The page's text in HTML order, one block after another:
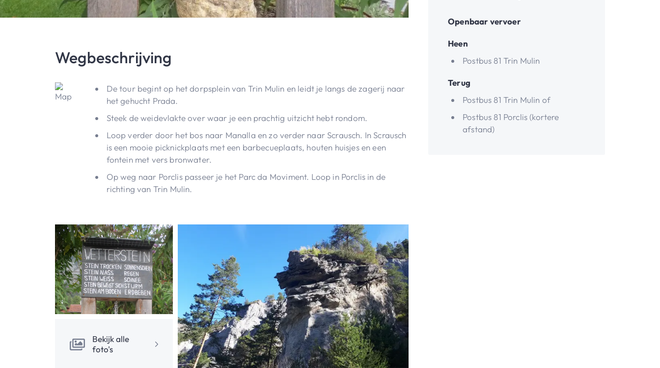
Wegbeschrijving
De tour begint op het dorpsplein van Trin Mulin en leidt je langs de zagerij naar
het gehucht Prada.
Steek de weidevlakte over waar je een prachtig uitzicht hebt rondom.
Loop verder door het bos naar Manalla en zo verder naar Scrausch. In Scrausch
is een mooie picknickplaats met een barbecueplaats, houten huisjes en een
fontein met vers bronwater.
Op weg naar Porclis passeer je het Parc da Moviment. Loop in Porclis in de
richting van Trin Mulin.
Bekijk alle
foto's
Openbaar vervoer
Heen
Postbus 81 Trin Mulin
Terug
Postbus 81 Trin Mulin of
Postbus 81 Porclis (kortere
afstand)